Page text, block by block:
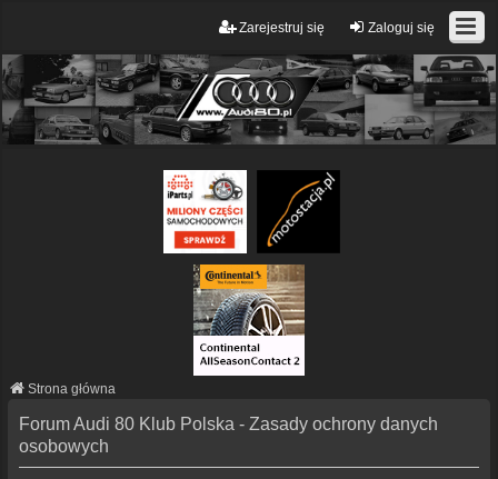
Zaloguj się
Zarejestruj się
Strona główna
Forum Audi 80 Klub Polska - Zasady ochrony danych
osobowych